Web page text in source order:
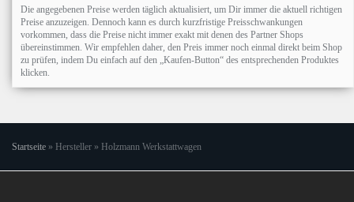
Die angegebenen Preise werden täglich aktualisiert, um Dir immer die aktuell richtigen
Preise anzuzeigen. Dennoch kann es durch kurzfristige Preisschwankungen
vorkommen, dass die Preise nicht immer exakt mit denen des Partner Shops
übereinstimmen. Wir empfehlen daher, den Preis immer noch einmal direkt beim Shop
zu prüfen, indem Du einfach auf den „Kaufen-Button“ des entsprechenden Produktes
klicken.
Startseite » Hersteller » Holzmann Werkstattwagen